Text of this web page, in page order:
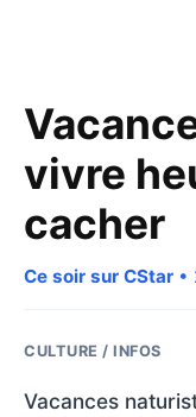
vivre
cacher
Ce soir sur CStar •
CULTURE / INFOS
Vacances